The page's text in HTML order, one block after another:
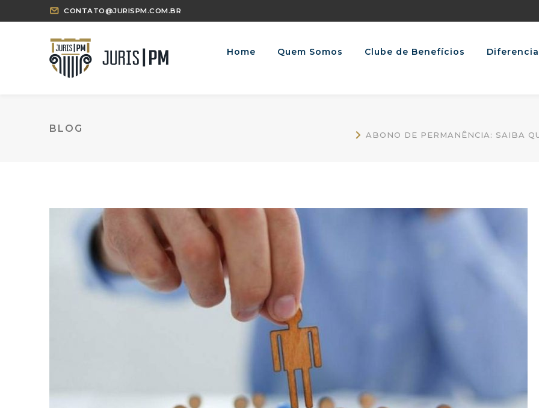
CONTATO@JURISPM.COM.BR
Home Quem Somos Clube de Benefícios
BLOG
ABONO DE PERMANÊNCIA: SAIBA